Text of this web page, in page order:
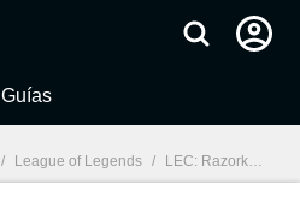
Guías
/ League of Legends / LEC: Razork y la belleza de no saltarse pasos en League of Legends